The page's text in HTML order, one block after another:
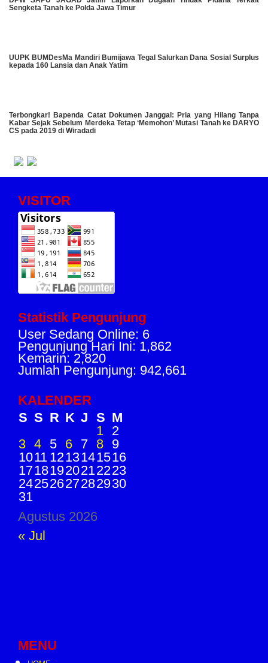
Sengketa Tanah ke Polda Jawa Timur
UUPK BUMDesMa Mandiri Bumijawa Tegal Salurkan Dana Sosial Surplus
kepada 160 Lansia dan Anak Yatim
​Terbongkar! Bapenda Catat Dokumen Janggal: Pria yang Hilang Tanpa
Kabar Sejak Sebelum Merdeka Tetap ‘Memohon’ Mutasi Tanah ke DARYO
CS pada 2019 di Wiradadi
VISITOR
Statistik Pengunjung
User Sedang Online: 6
Pengunjung Hari Ini: 1,862
Kemarin: 2,820
Jumlah Pengunjung: 942,661
KALENDER
Agustus 2026
S S R K J S M
1 2
3 4 5 6 7 8 9
1011 1213141516
17181920212223
24252627282930
31
« Jul
MENU